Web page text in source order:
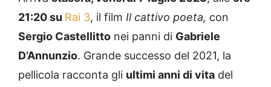
21:20 su Rai 3, il film Il cattivo poeta, con
Sergio Castellitto nei panni di Gabriele
D’Annunzio. Grande successo del 2021, la
pellicola racconta gli ultimi anni di vita del